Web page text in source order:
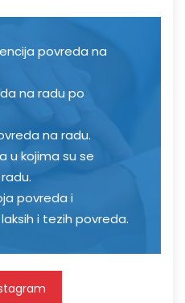
povreda na
na radu po
na radu.
u kojima su se
povreda i
i tezih povreda.